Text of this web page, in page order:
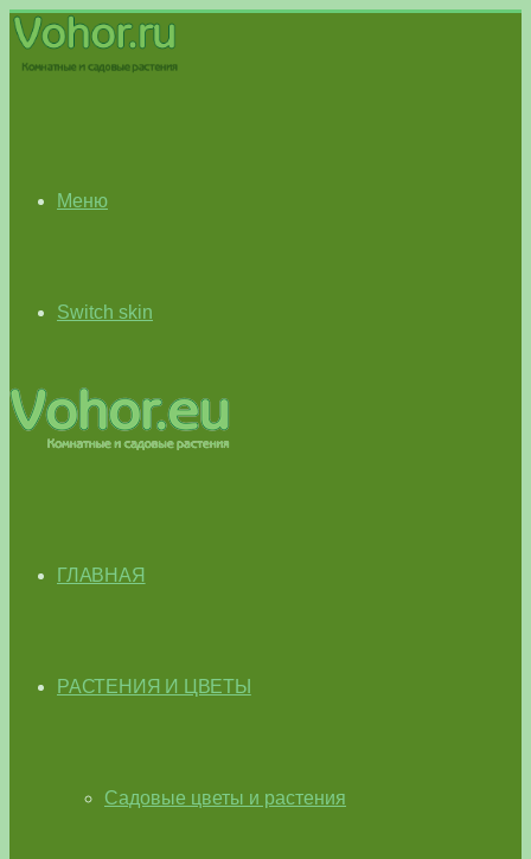
Меню
Switch skin
ГЛАВНАЯ
РАСТЕНИЯ И ЦВЕТЫ
Садовые цветы и растения